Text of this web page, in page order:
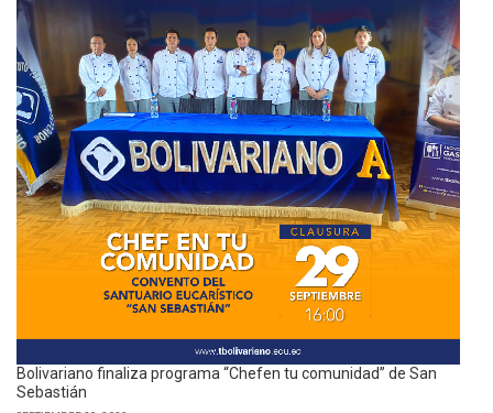
Bolivariano finaliza programa “Chefen tu comunidad” de San
Sebastián